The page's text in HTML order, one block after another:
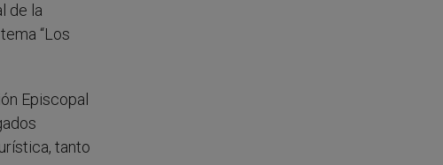
de la
“Los
Episcopal
tanto